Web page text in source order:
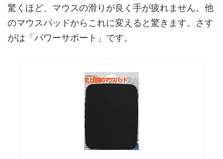
驚くほど、マウスの滑りが良く手が疲れません。他
のマウスパッドからこれに変えると驚きます。さす
がは「パワーサポート」です。